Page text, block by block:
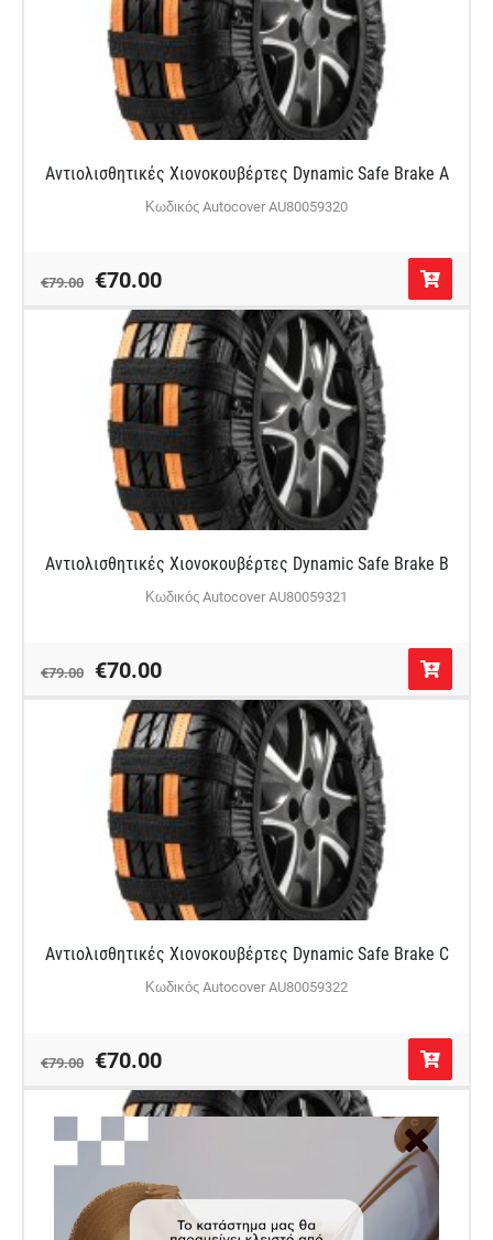
Αντιολισθητικές Χιονοκουβέρτες Dynamic Safe Brake A
Κωδικός Autocover AU80059320
€79.00 €70.00
Αντιολισθητικές Χιονοκουβέρτες Dynamic Safe Brake B
Κωδικός Autocover AU80059321
€79.00 €70.00
Αντιολισθητικές Χιονοκουβέρτες Dynamic Safe Brake C
Κωδικός Autocover AU80059322
€79.00 €70.00